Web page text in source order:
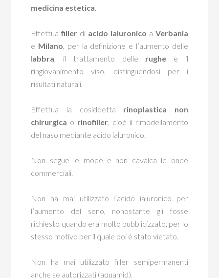
medicina estetica.
Effettuafiller di acido ialuronico a Verbania
e Milano, per la definizione e l’aumento delle
labbra, il trattamento delle rughe e il
ringiovanimento viso, distinguendosi per i
risultati naturali.
Effettua la cosiddetta rinoplastica non
chirurgica o rinofiller, cioè il rimodellamento
del naso mediante acido ialuronico.
Non segue le mode e non cavalca le onde
commerciali.
Non ha mai utilizzato l’acido ialuronico per
l’aumento del seno, nonostante gli fosse
richiesto quando era molto pubblicizzato, per lo
stesso motivo per il quale poi è stato vietato.
Non ha mai utilizzato filler semipermanenti
anche se autorizzati (aquamid).